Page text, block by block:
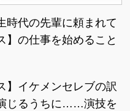
時代の先輩に頼まれて
】の仕事を始めること
】イケメンセレブの訳
じるうちに……演技を